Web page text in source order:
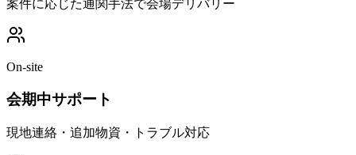
案件に応じた通関手法で会場デリバリー
On-site
会期中サポート
現地連絡・追加物資・トラブル対応